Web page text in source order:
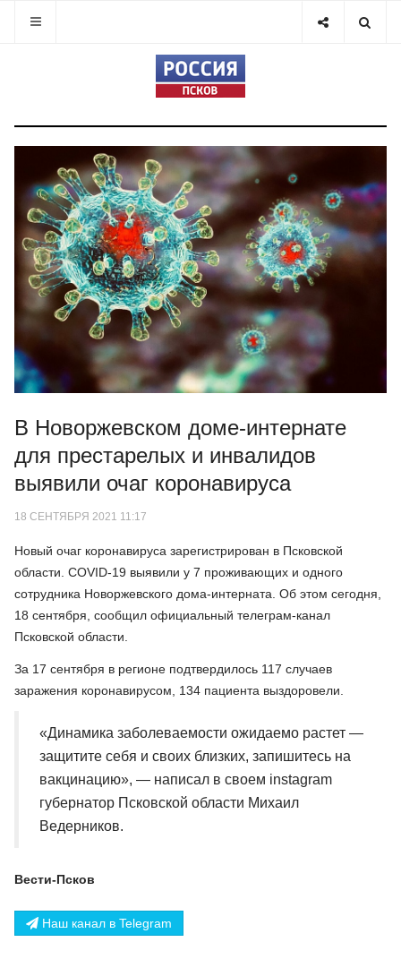
В Новоржевском доме-интернате
для престарелых и инвалидов
выявили очаг коронавируса
18 СЕНТЯБРЯ 2021 11:17
Новый очаг коронавируса зарегистрирован в Псковской
области. COVID-19 выявили у 7 проживающих и одного
сотрудника Новоржевского дома-интерната. Об этом сегодня,
18 сентября, сообщил официальный телеграм-канал
Псковской области.
За 17 сентября в регионе подтвердилось 117 случаев
заражения коронавирусом, 134 пациента выздоровели.
«Динамика заболеваемости ожидаемо растет —
защитите себя и своих близких, запишитесь на
вакцинацию», — написал в своем instagram
губернатор Псковской области Михаил
Ведерников.
Вести-Псков
Наш канал в Telegram